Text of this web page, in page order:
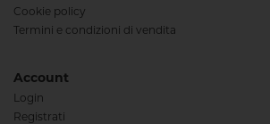
Cookie policy
Termini e condizioni di vendita
Account
Login
Registrati